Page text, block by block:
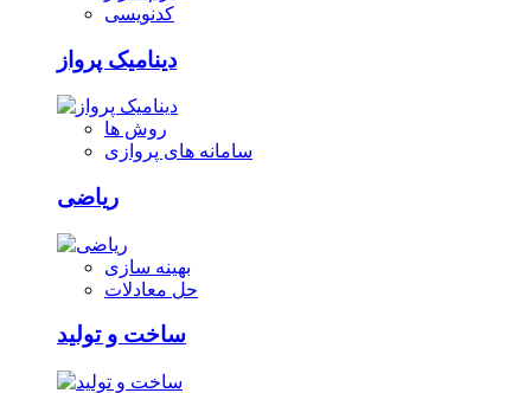
کدنویسی
دینامیک پرواز
روش ها
سامانه های پروازی
ریاضی
بهینه سازی
حل معادلات
ساخت و تولید